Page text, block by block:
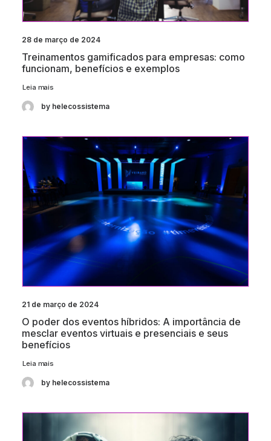
28 de março de 2024
Treinamentos gamificados para empresas: como
funcionam, benefícios e exemplos
Leia mais
by helecossistema
21 de março de 2024
O poder dos eventos híbridos: A importância de
mesclar eventos virtuais e presenciais e seus
benefícios
Leia mais
by helecossistema